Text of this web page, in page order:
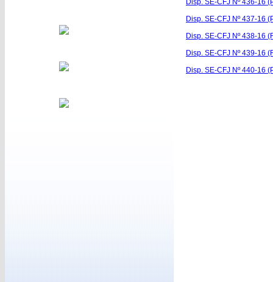
Disp. SE-CFJ Nº 436-16
Disp. SE-CFJ Nº 437-16
Disp. SE-CFJ Nº 438-16
Disp. SE-CFJ Nº 439-16
Disp. SE-CFJ Nº 440-16